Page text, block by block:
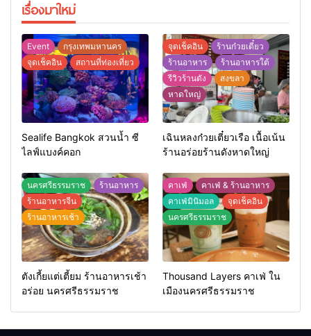
เรื่องมาใหม่
Event
กรุงเทพมหานคร
จุดเช็คอิน
สถานที่ท่องเที่ยว
Sealife Bangkok สวนน้ำ ซี
ไลฟ์แบงค์คอก
จุดเช็คอิน
ร้านก๋วยเตี๋ยว
ร้านอาหาร
ร้านอาหารใต้
รีวิวร้านดัง
สงขลา
หาดใหญ่
เฉินหลงก๋วยเตี๋ยวเรือ เนื้อเน้น
ร้านอร่อยร้านดังหาดใหญ่
นครศรีธรรมราช
ร้านอาหาร
ร้านอาหารจีน
ร้านอาหารเช้า
ตังเกี้ยแต่เตี้ยม ร้านอาหารเช้า
อร่อย นครศรีธรรมราช
คาเฟ่
คาเฟ่ & ร้านอาหาร
คาเฟ่มินิมอล
จุดเช็คอิน
นครศรีธรรมราช
Thousand Layers คาเฟ่ ใน
เมืองนครศรีธรรมราช